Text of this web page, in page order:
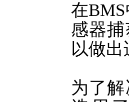
在
感器
以做
为了